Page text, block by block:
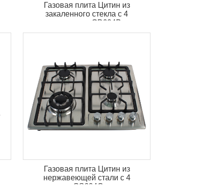
Газовая плита Цитин из
закаленного стекла с 4
горелками GB604B
Газовая плита Цитин из
нержавеющей стали с 4
горелками GS604C для кухни